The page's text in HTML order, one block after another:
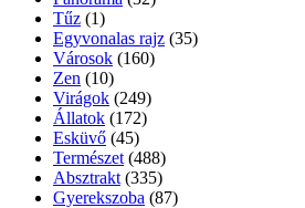
Tűz (1)
Egyvonalas rajz (35)
Városok (160)
Zen (10)
Virágok (249)
Állatok (172)
Esküvő (45)
Természet (488)
Absztrakt (335)
Gyerekszoba (87)